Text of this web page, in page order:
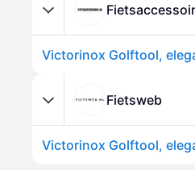
Victorinox Golftool,
Fietsweb
Victorinox Golftool,